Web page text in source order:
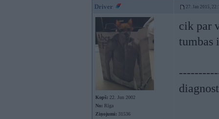
Driver 27. Jan 2015,
Kopš: 22. Jun 2002
No: Rīga
Ziņojumi: 31536
cik par
tumbas